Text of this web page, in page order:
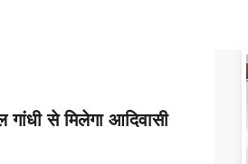
से मिलेगा आदिवासी